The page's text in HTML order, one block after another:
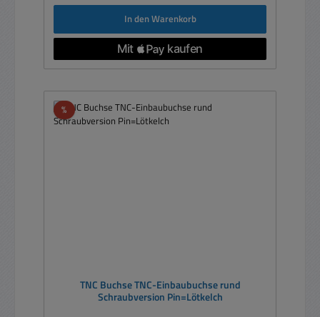
In den Warenkorb
%Rabatt
TNC Buchse TNC-Einbaubuchse rund
Schraubversion Pin=Lötkelch